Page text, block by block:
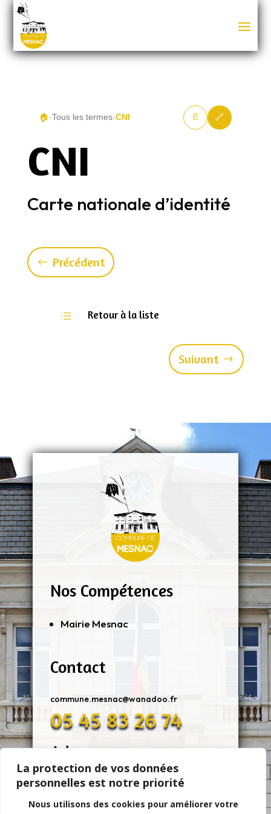
La protection de vos données
personnelles est notre priorité
Nous utilisons des cookies pour améliorer votre
🏠›Tous les termes›CNI 📄 🔗
CNI
Carte nationale d’identité
Précédent
d Retour à la liste
Suivant
Nos Compétences
Mairie Mesnac
Contact
commune.mesnac@wanadoo.fr
05 45 83 26 74
Adresse
11 Rue De Mairie 16370 MESNAC